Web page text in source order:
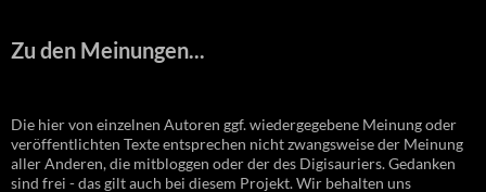
Zu den Meinungen...
Die hier von einzelnen Autoren ggf. wiedergegebene Meinung oder
veröffentlichten Texte entsprechen nicht zwangsweise der Meinung
aller Anderen, die mitbloggen oder der des Digisauriers. Gedanken
sind frei - das gilt auch bei diesem Projekt. Wir behalten uns